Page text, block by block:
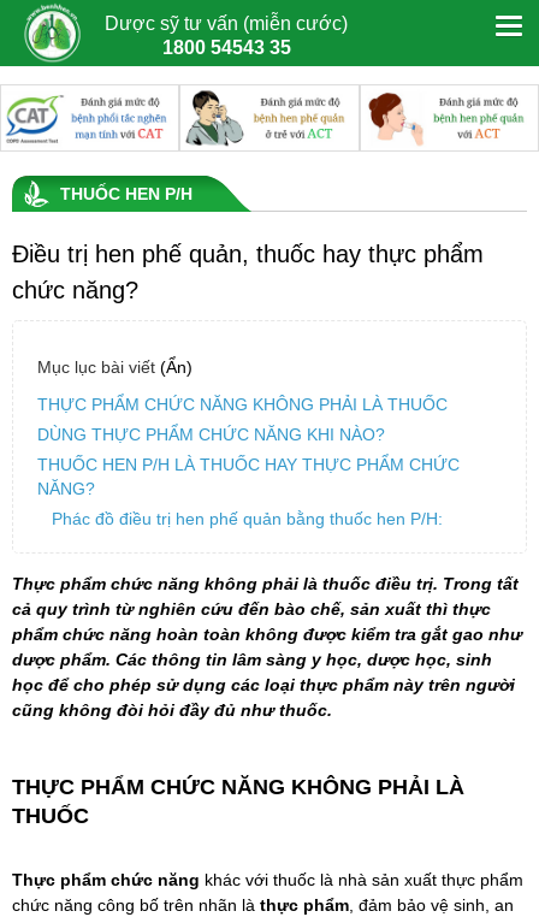
Dược sỹ tư vấn (miễn cước)
1800 54543 35
THUỐC HEN P/H
Điều trị hen phế quản, thuốc hay thực phẩm
chức năng?
Mục lục bài viết (Ẩn)
THỰC PHẨM CHỨC NĂNG KHÔNG PHẢI LÀ THUỐC
DÙNG THỰC PHẨM CHỨC NĂNG KHI NÀO?
THUỐC HEN P/H LÀ THUỐC HAY THỰC PHẨM CHỨC
NĂNG?
Phác đồ điều trị hen phế quản bằng thuốc hen P/H:
Thực phẩm chức năng không phải là thuốc điều trị. Trong tất
cả quy trình từ nghiên cứu đến bào chế, sản xuất thì thực
phẩm chức năng hoàn toàn không được kiểm tra gắt gao như
dược phẩm. Các thông tin lâm sàng y học, dược học, sinh
học để cho phép sử dụng các loại thực phẩm này trên người
cũng không đòi hỏi đầy đủ như thuốc.
THỰC PHẨM CHỨC NĂNG KHÔNG PHẢI LÀ
THUỐC
Thực phẩm chức năng khác với thuốc là nhà sản xuất thực phẩm
chức năng công bố trên nhãn là thực phẩm, đảm bảo vệ sinh, an